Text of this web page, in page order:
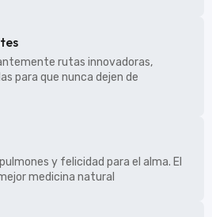
rutas innovadoras,
para que nunca dejen de
y felicidad para el alma. El
medicina natural